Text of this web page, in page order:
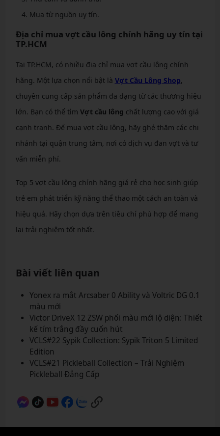
Mua từ nguồn uy tín.
Địa chỉ mua vợt cầu lông chính hãng uy tín tại
TP.HCM
Tại TP.HCM, có nhiều địa chỉ mua vợt cầu lông chính
hãng. Một lựa chọn nổi bật là Vợt Cầu Lông Shop,
chuyên cung cấp sản phẩm đa dạng từ các thương hiệu
lớn. Bạn có thể tìm Vợt cầu lông chất lượng cao với giá
cạnh tranh. Để mua vợt cầu lông, hãy ghé thăm các chi
nhánh tại quận trung tâm, nơi có dịch vụ đan vợt và tư
vấn miễn phí.
Top 5 vợt cầu lông chính hãng giá rẻ cho học sinh giúp
trẻ em phát triển kỹ năng thể thao một cách an toàn và
hiệu quả. Hãy chọn dựa trên tiêu chí phù hợp để mang
lại trải nghiệm tốt nhất.
Bài viết liên quan
Yonex ra mắt Arcsaber 0 Ability và Voltric DG 0.1
màu mới
Victor DriveX 12 ZSW phối màu mới lộ diện: Thiết
kế tím trắng đầy cuốn hút
VCLS#22 Sypik Collection: Sypik Triton 5 Limited
Edition
VCLS#21 Pickleball Collection – Trải Nghiệm
Pickleball Đẳng Cấp